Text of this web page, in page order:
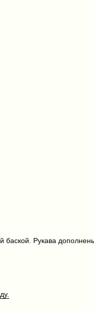
баской. Рукава